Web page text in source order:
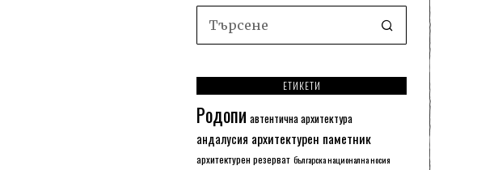
ЕТИКЕТИ
Родопи автентична архитектура
андалусия архитектурен паметник
архитектурен резерват българска национална носия